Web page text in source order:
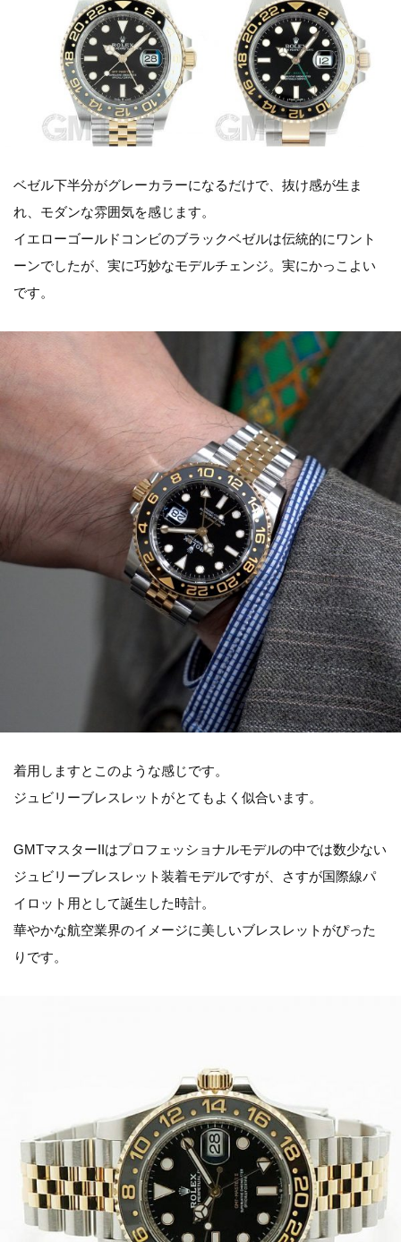
ベゼル下半分がグレーカラーになるだけで、抜け感が生ま
れ、モダンな雰囲気を感じます。
イエローゴールドコンビのブラックベゼルは伝統的にワント
ーンでしたが、実に巧妙なモデルチェンジ。実にかっこよい
です。
着用しますとこのような感じです。
ジュビリーブレスレットがとてもよく似合います。
GMTマスターIIはプロフェッショナルモデルの中では数少ない
ジュビリーブレスレット装着モデルですが、さすが国際線パ
イロット用として誕生した時計。
華やかな航空業界のイメージに美しいブレスレットがぴった
りです。